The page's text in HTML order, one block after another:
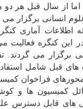
اما از سال قبل هر
انسانی برگزار می
برگزار می گردند.
های قبل شامل
فراخوان
کمیسیون ها و
قابل دسترس